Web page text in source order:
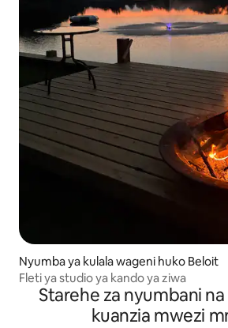
Nyumba ya kulala wageni huko Beloit
Fleti ya studio ya kando ya ziwa
Starehe za nyumbani
kuanzia mwezi